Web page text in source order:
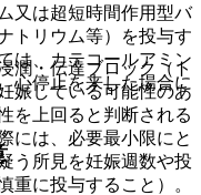
又は超短時間作用型バ
トリウム等）を投与す
は、カテコールアミン
心停止を来した場合に
潤・伝達ブロック（ト
娠している可能性のあ
を上回ると判断される
には、必要最小限にと
う所見を妊娠週数や投
重に投与すること）。